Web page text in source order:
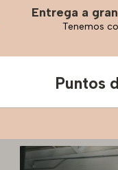
Entrega a
Tenemos
Puntos